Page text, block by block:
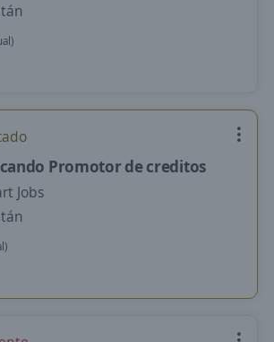
Promotor de creditos
Jobs